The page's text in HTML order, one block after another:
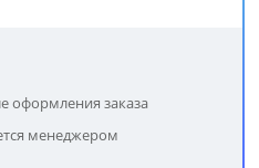
оформления заказа
менеджером